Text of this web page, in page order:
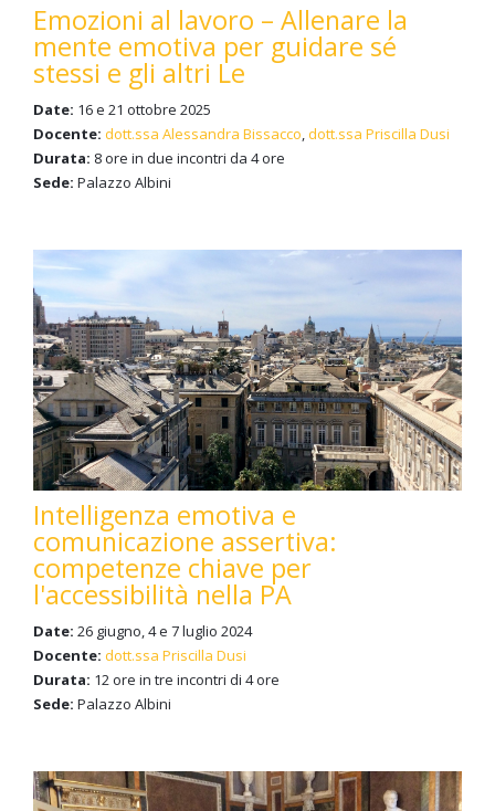
Emozioni al lavoro – Allenare la
mente emotiva per guidare sé
stessi e gli altri Le
Date: 16 e 21 ottobre 2025
Docente: dott.ssa Alessandra Bissacco,dott.ssa Priscilla Dusi
Durata: 8 ore in due incontri da 4 ore
Sede: Palazzo Albini
Intelligenza emotiva e
comunicazione assertiva:
competenze chiave per
l'accessibilità nella PA
Date: 26 giugno, 4 e 7 luglio 2024
Docente: dott.ssa Priscilla Dusi
Durata: 12 ore in tre incontri di 4 ore
Sede: Palazzo Albini